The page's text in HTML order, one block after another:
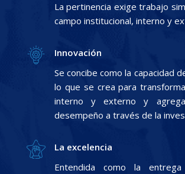
La pertinencia exige trabajo
campo institucional, interno y
Innovación
Se concibe como la capacidad
lo que se crea para
interno y externo y
desempeño a través de la
La excelencia
Entendida como la